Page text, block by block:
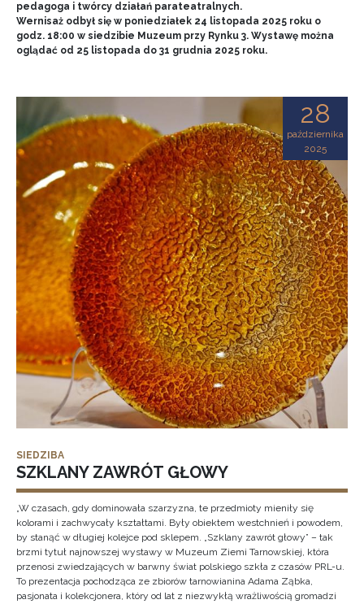
pedagoga i twórcy działań parateatralnych.
Wernisaż odbył się w poniedziałek 24 listopada 2025 roku o
godz. 18:00 w siedzibie Muzeum przy Rynku 3. Wystawę można
oglądać od 25 listopada do 31 grudnia 2025 roku.
28
października
2025
SIEDZIBA
SZKLANY ZAWRÓT GŁOWY
„W czasach, gdy dominowała szarzyzna, te przedmioty mieniły się
kolorami i zachwycały kształtami. Były obiektem westchnień i powodem,
by stanąć w długiej kolejce pod sklepem. „Szklany zawrót głowy” – tak
brzmi tytuł najnowszej wystawy w Muzeum Ziemi Tarnowskiej, która
przenosi zwiedzających w barwny świat polskiego szkła z czasów PRL-u.
To prezentacja pochodząca ze zbiorów tarnowianina Adama Ząbka,
pasjonata i kolekcjonera, który od lat z niezwykłą wrażliwością gromadzi